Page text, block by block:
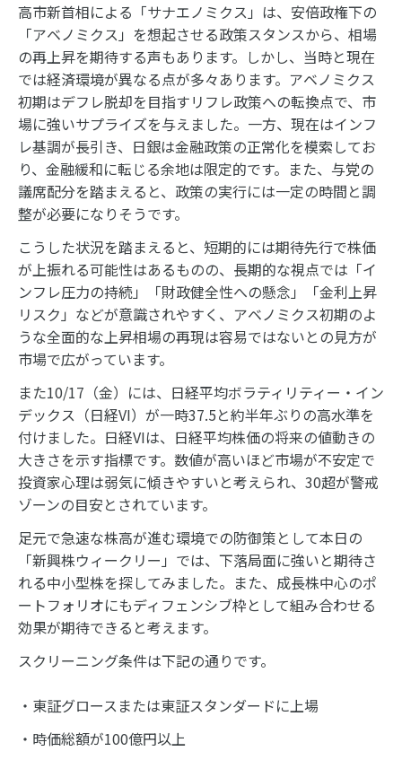
高市新首相による「サナエノミクス」は、安倍政権下の
「アベノミクス」を想起させる政策スタンスから、相場
の再上昇を期待する声もあります。しかし、当時と現在
では経済環境が異なる点が多々あります。アベノミクス
初期はデフレ脱却を目指すリフレ政策への転換点で、市
場に強いサプライズを与えました。一方、現在はインフ
レ基調が長引き、日銀は金融政策の正常化を模索してお
り、金融緩和に転じる余地は限定的です。また、与党の
議席配分を踏まえると、政策の実行には一定の時間と調
整が必要になりそうです。
こうした状況を踏まえると、短期的には期待先行で株価
が上振れる可能性はあるものの、長期的な視点では「イ
ンフレ圧力の持続」「財政健全性への懸念」「金利上昇
リスク」などが意識されやすく、アベノミクス初期のよ
うな全面的な上昇相場の再現は容易ではないとの見方が
市場で広がっています。
また10/17（金）には、日経平均ボラティリティー・イン
デックス（日経VI）が一時37.5と約半年ぶりの高水準を
付けました。日経VIは、日経平均株価の将来の値動きの
大きさを示す指標です。数値が高いほど市場が不安定で
投資家心理は弱気に傾きやすいと考えられ、30超が警戒
ゾーンの目安とされています。
足元で急速な株高が進む環境での防御策として本日の
「新興株ウィークリー」では、下落局面に強いと期待さ
れる中小型株を探してみました。また、成長株中心のポ
ートフォリオにもディフェンシブ枠として組み合わせる
効果が期待できると考えます。
スクリーニング条件は下記の通りです。
・東証グロースまたは東証スタンダードに上場
・時価総額が100億円以上